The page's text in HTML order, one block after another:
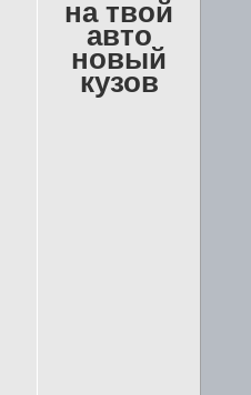
на твой
авто
новый
кузов